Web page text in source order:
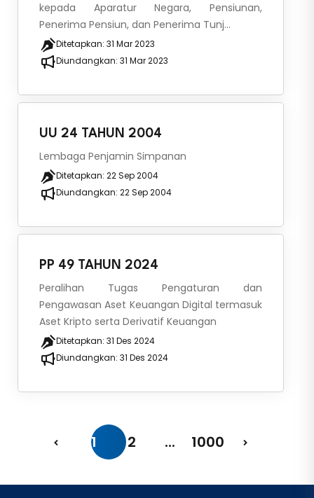
kepada Aparatur Negara, Pensiunan,
Penerima Pensiun, dan Penerima Tunj...
Ditetapkan: 31 Mar 2023
Diundangkan: 31 Mar 2023
UU 24 TAHUN 2004
Lembaga Penjamin Simpanan
Ditetapkan: 22 Sep 2004
Diundangkan: 22 Sep 2004
PP 49 TAHUN 2024
Peralihan Tugas Pengaturan dan
Pengawasan Aset Keuangan Digital termasuk
Aset Kripto serta Derivatif Keuangan
Ditetapkan: 31 Des 2024
Diundangkan: 31 Des 2024
1 2 ... 1000